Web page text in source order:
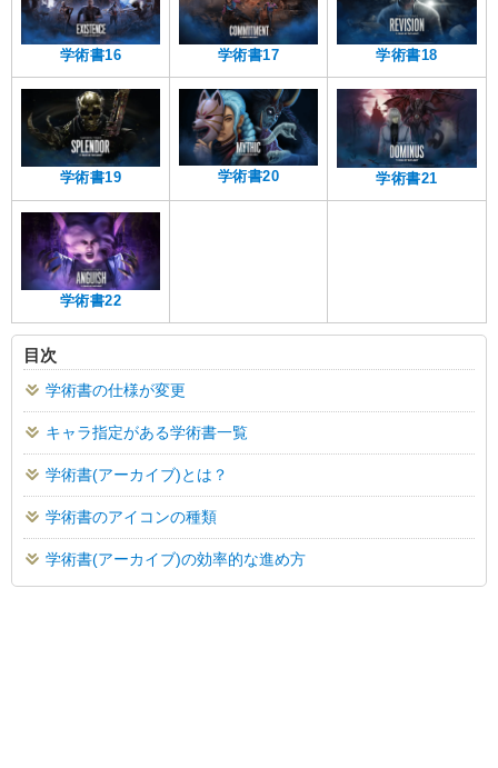
学術書16 学術書17 学術書18
学術書19 学術書20 学術書21
学術書22
目次
学術書の仕様が変更
キャラ指定がある学術書一覧
学術書(アーカイブ)とは？
学術書のアイコンの種類
学術書(アーカイブ)の効率的な進め方